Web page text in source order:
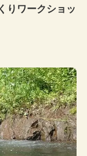
りワークショッ